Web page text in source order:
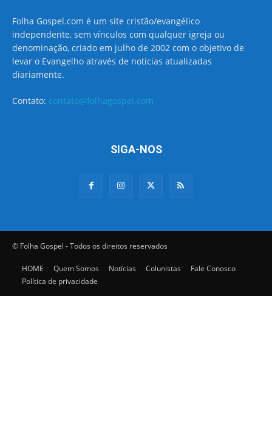
Folha Gospel.com é um site cristão/evangélico
independente, sem vínculos com qualquer igreja ou
denominação, criado em julho de 2002 com o objetivo de
levar o Evangelho através de notícias atualizadas
diariamente.
Contato: contato@folhagospel.com
SIGA-NOS
© Folha Gospel - Todos os direitos reservados
HOME Quem Somos Notícias Colunistas
Fale Conosco
Política de privacidade